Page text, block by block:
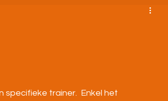
specifieke trainer.  Enkel het